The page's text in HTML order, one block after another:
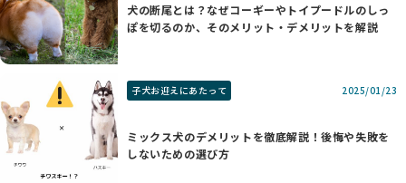
犬の断尾とは？なぜコーギーやトイプードルのしっ
ぽを切るのか、そのメリット・デメリットを解説
子犬お迎えにあたって 2025/01/23
ミックス犬のデメリットを徹底解説！後悔や失敗を
しないための選び方